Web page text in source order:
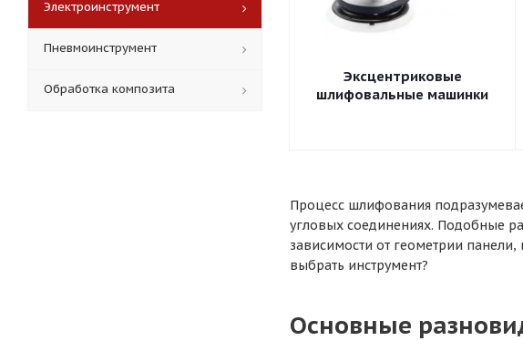
Эксцентриковые
шлифовальные машинки
Процесс шлифования
угловых соединениях. Подобные
зависимости от геометрии
выбрать инструмент?
Основные
Электроинструмент
Пневмоинструмент
Обработка композита